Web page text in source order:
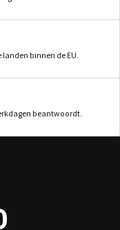
binnen de EU.
beantwoordt.